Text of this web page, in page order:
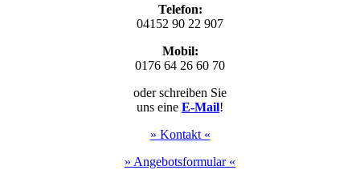
Telefon:
04152 90 22 907
Mobil:
0176 64 26 60 70
oder schreiben Sie
uns eine E-Mail!
» Kontakt «
» Angebotsformular «